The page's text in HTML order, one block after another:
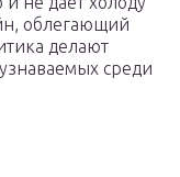
облегающий
делают
среди